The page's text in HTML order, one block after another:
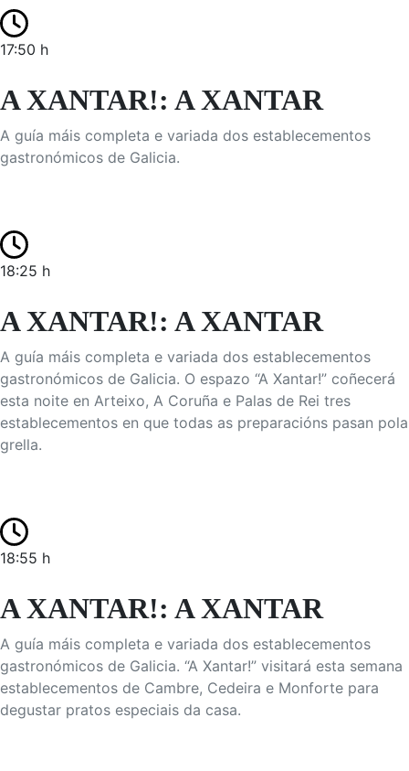
17:50 h
A XANTAR!: A XANTAR
A guía máis completa e variada dos establecementos
gastronómicos de Galicia.
18:25 h
A XANTAR!: A XANTAR
A guía máis completa e variada dos establecementos
gastronómicos de Galicia. O espazo “A Xantar!” coñecerá
esta noite en Arteixo, A Coruña e Palas de Rei tres
establecementos en que todas as preparacións pasan pola
grella.
18:55 h
A XANTAR!: A XANTAR
A guía máis completa e variada dos establecementos
gastronómicos de Galicia. “A Xantar!” visitará esta semana
establecementos de Cambre, Cedeira e Monforte para
degustar pratos especiais da casa.